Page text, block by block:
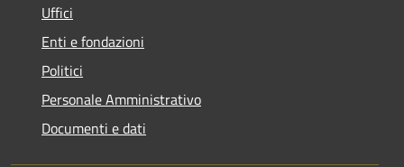
Uffici
Enti e fondazioni
Politici
Personale Amministrativo
Documenti e dati